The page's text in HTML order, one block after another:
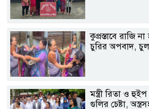
কুপ্রস্তাবে রাজি
চুরির অপবাদ, চুল
মন্ত্রী রিতা ও
গুলির চেষ্টা,